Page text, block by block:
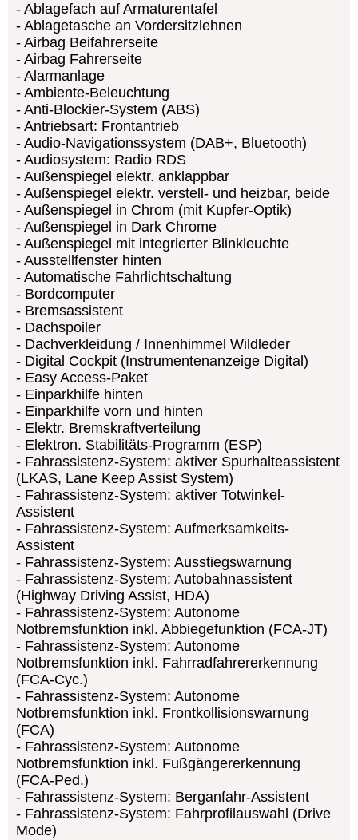
Ablagefach auf Armaturentafel
Ablagetasche an Vordersitzlehnen
Airbag Beifahrerseite
Airbag Fahrerseite
Alarmanlage
Ambiente-Beleuchtung
Anti-Blockier-System (ABS)
Antriebsart: Frontantrieb
Audio-Navigationssystem (DAB+, Bluetooth)
Audiosystem: Radio RDS
Außenspiegel elektr. anklappbar
Außenspiegel elektr. verstell- und heizbar, beide
Außenspiegel in Chrom (mit Kupfer-Optik)
Außenspiegel in Dark Chrome
Außenspiegel mit integrierter Blinkleuchte
Ausstellfenster hinten
Automatische Fahrlichtschaltung
Bordcomputer
Bremsassistent
Dachspoiler
Dachverkleidung / Innenhimmel Wildleder
Digital Cockpit (Instrumentenanzeige Digital)
Easy Access-Paket
Einparkhilfe hinten
Einparkhilfe vorn und hinten
Elektr. Bremskraftverteilung
Elektron. Stabilitäts-Programm (ESP)
Fahrassistenz-System: aktiver Spurhalteassistent
(LKAS, Lane Keep Assist System)
Fahrassistenz-System: aktiver Totwinkel-
Assistent
Fahrassistenz-System: Aufmerksamkeits-
Assistent
Fahrassistenz-System: Ausstiegswarnung
Fahrassistenz-System: Autobahnassistent
(Highway Driving Assist, HDA)
Fahrassistenz-System: Autonome
Notbremsfunktion inkl. Abbiegefunktion (FCA-JT)
Fahrassistenz-System: Autonome
Notbremsfunktion inkl. Fahrradfahrererkennung
(FCA-Cyc.)
Fahrassistenz-System: Autonome
Notbremsfunktion inkl. Frontkollisionswarnung
(FCA)
Fahrassistenz-System: Autonome
Notbremsfunktion inkl. Fußgängererkennung
(FCA-Ped.)
Fahrassistenz-System: Berganfahr-Assistent
Fahrassistenz-System: Fahrprofilauswahl (Drive
Mode)